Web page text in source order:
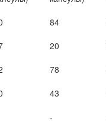
-
84
20
78
43